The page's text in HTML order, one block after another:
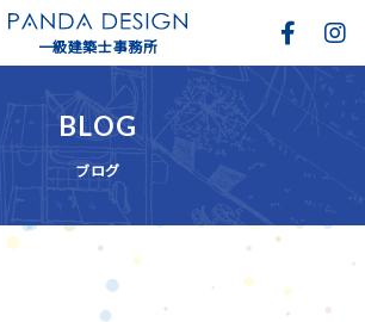
一級建築士事務所
BLOG
ブログ